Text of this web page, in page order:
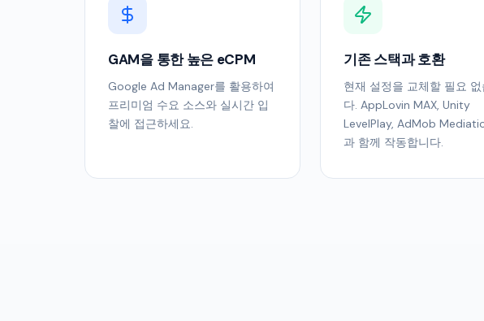
GAM을 통한 높은 eCPM
Google Ad Manager를 활용하여
프리미엄 수요 소스와 실시간 입
찰에 접근하세요.
기존 스택과 호환
현재 설정을 교체할 필요 없
다. AppLovin MAX, Unity
LevelPlay, AdMob
과 함께 작동합니다.